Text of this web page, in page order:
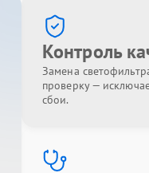
Контроль
Замена
проверку —
сбои.